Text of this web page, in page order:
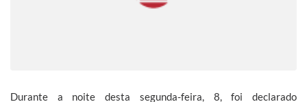
Durante a noite desta segunda-feira, 8, foi declarado